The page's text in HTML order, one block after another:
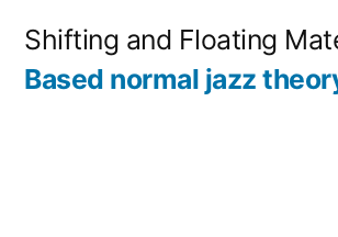
Shifting and Floating
Based normal jazz